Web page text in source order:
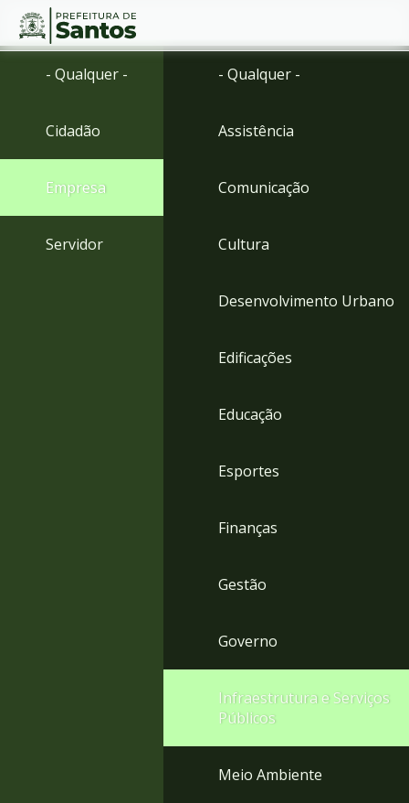
Ir
Ir
menu
Conteúdo
- Qualquer -
Cidadão
Empresa
Servidor
- Qualquer -
Assistência
Comunicação
Cultura
Desenvolvimento Urbano
Edificações
Educação
Esportes
Finanças
Gestão
Governo
Infraestrutura e Serviços
Públicos
Meio Ambiente